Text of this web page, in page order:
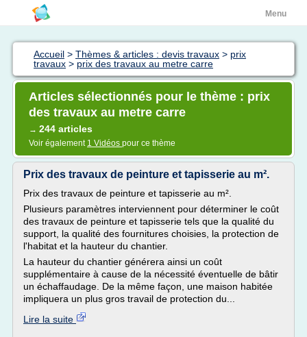
Menu
Accueil > Thèmes & articles : devis travaux > prix
travaux > prix des travaux au metre carre
Articles sélectionnés pour le thème : prix
des travaux au metre carre
→ 244 articles
Voir également 1 Vidéos pour ce thème
Prix des travaux de peinture et tapisserie au m².
Prix des travaux de peinture et tapisserie au m².
Plusieurs paramètres interviennent pour déterminer le coût
des travaux de peinture et tapisserie tels que la qualité du
support, la qualité des fournitures choisies, la protection de
l'habitat et la hauteur du chantier.
La hauteur du chantier générera ainsi un coût
supplémentaire à cause de la nécessité éventuelle de bâtir
un échaffaudage. De la même façon, une maison habitée
impliquera un plus gros travail de protection du...
Lire la suite